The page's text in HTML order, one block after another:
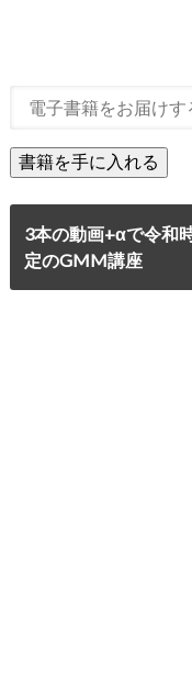
3本の動画+αで令和
定のGMM講座